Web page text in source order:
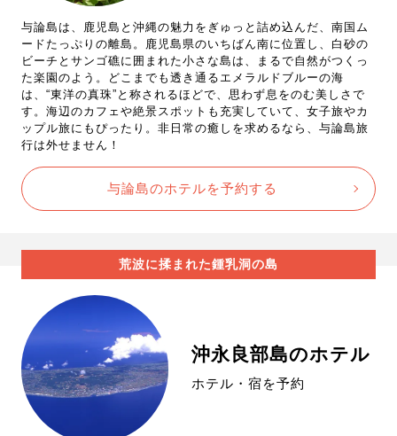
与論島は、鹿児島と沖縄の魅力をぎゅっと詰め込んだ、南国ム
ードたっぷりの離島。鹿児島県のいちばん南に位置し、白砂の
ビーチとサンゴ礁に囲まれた小さな島は、まるで自然がつくっ
た楽園のよう。どこまでも透き通るエメラルドブルーの海
は、“東洋の真珠”と称されるほどで、思わず息をのむ美しさで
す。海辺のカフェや絶景スポットも充実していて、女子旅やカ
ップル旅にもぴったり。非日常の癒しを求めるなら、与論島旅
行は外せません！
与論島のホテルを予約する
荒波に揉まれた鍾乳洞の島
沖永良部島のホテル
ホテル・宿を予約